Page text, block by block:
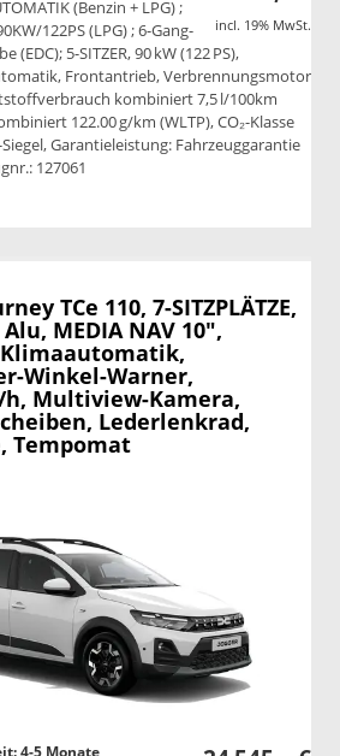
incl. 19% MwSt.
(Benzin + LPG) ;
122PS (LPG) ; 6-Gang-
5-SITZER, 90 kW (122 PS),
Frontantrieb, Verbrennungsmotor
kombiniert 7,5 l/100km
122.00 g/km (WLTP), CO₂-Klasse
Garantieleistung: Fahrzeuggarantie
127061
drucken
TCe 110, 7-SITZPLÄTZE,
MEDIA NAV 10",
Klimaautomatik,
Winkel-Warner,
h, Multiview-Kamera,
Lederlenkrad,
Tempomat